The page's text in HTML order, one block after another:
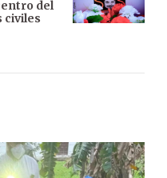
del
civiles